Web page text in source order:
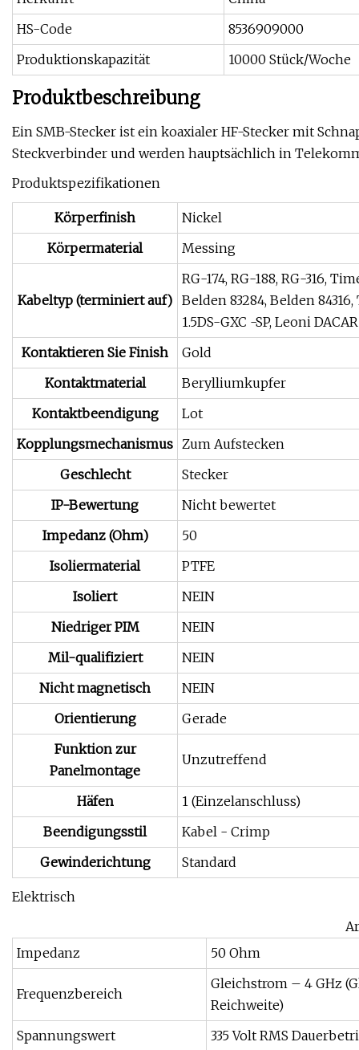
HS-Code
8536909000
Produktionskapazität
10000 Stück/Woche
Produktbeschreibung
Ein SMB-Stecker ist ein koaxialer HF-Stecker mit
Steckverbinder und werden hauptsächlich in
Produktspezifikationen
Körperfinish
Nickel
Körpermaterial
Messing
Kabeltyp (terminiert auf)
RG-174, RG-188, RG-316,
Belden 83284, Belden
1.5DS-GXC -SP, Leoni
Kontaktieren Sie Finish
Gold
Kontaktmaterial
Berylliumkupfer
Kontaktbeendigung
Lot
Kopplungsmechanismus Zum Aufstecken
Geschlecht
Stecker
IP-Bewertung
Nicht bewertet
Impedanz (Ohm)
50
Isoliermaterial
PTFE
Isoliert
NEIN
Niedriger PIM
NEIN
Mil-qualifiziert
NEIN
Nicht magnetisch
NEIN
Orientierung
Gerade
Funktion zur
Panelmontage
Unzutreffend
Häfen
1 (Einzelanschluss)
Beendigungsstil
Kabel - Crimp
Gewinderichtung
Standard
Elektrisch
Impedanz
50 Ohm
Frequenzbereich
Gleichstrom – 4 GHz
Reichweite)
Spannungswert
335 Volt RMS